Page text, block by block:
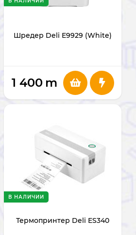
Шредер Deli E9929 (White)
1 400 m
Термопринтер Deli ES340
В НАЛИЧИИ